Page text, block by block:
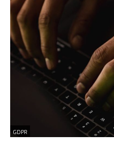
GDPR